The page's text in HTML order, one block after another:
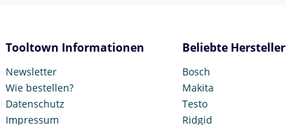
Tooltown Informationen
Newsletter
Wie bestellen?
Datenschutz
Impressum
Beliebte Hersteller
Bosch
Makita
Testo
Ridgid